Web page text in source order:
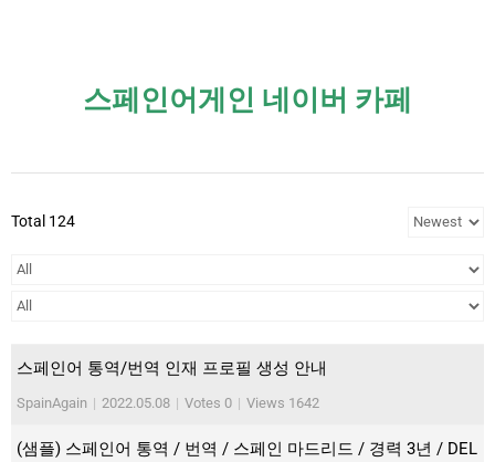
스페인어게인 네이버 카페
Total 124
스페인어 통역/번역 인재 프로필 생성 안내
SpainAgain | 2022.05.08 | Votes 0 | Views 1642
(샘플) 스페인어 통역 / 번역 / 스페인 마드리드 / 경력 3년 / DEL